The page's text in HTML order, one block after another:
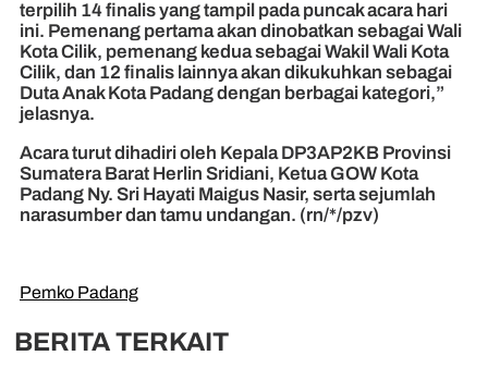
terpilih 14 finalis yang tampil pada puncak acara hari
ini. Pemenang pertama akan dinobatkan sebagai Wali
Kota Cilik, pemenang kedua sebagai Wakil Wali Kota
Cilik, dan 12 finalis lainnya akan dikukuhkan sebagai
Duta Anak Kota Padang dengan berbagai kategori,”
jelasnya.
Acara turut dihadiri oleh Kepala DP3AP2KB Provinsi
Sumatera Barat Herlin Sridiani, Ketua GOW Kota
Padang Ny. Sri Hayati Maigus Nasir, serta sejumlah
narasumber dan tamu undangan. (rn/*/pzv)
Pemko Padang
BERITA TERKAIT